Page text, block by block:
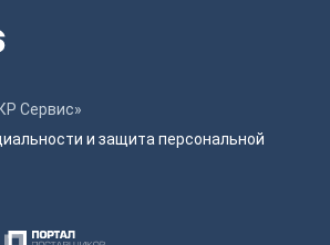
Сервис»
и защита персональной